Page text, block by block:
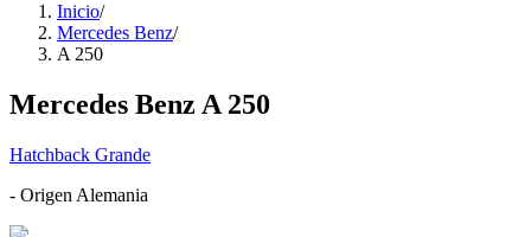
Inicio/
Mercedes Benz/
A 250
Mercedes Benz A 250
Hatchback Grande
- Origen Alemania